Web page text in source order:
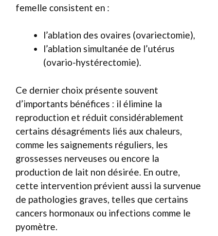
femelle consistent en :
l’ablation des ovaires (ovariectomie),
l’ablation simultanée de l’utérus
(ovario-hystérectomie).
Ce dernier choix présente souvent
d’importants bénéfices : il élimine la
reproduction et réduit considérablement
certains désagréments liés aux chaleurs,
comme les saignements réguliers, les
grossesses nerveuses ou encore la
production de lait non désirée. En outre,
cette intervention prévient aussi la survenue
de pathologies graves, telles que certains
cancers hormonaux ou infections comme le
pyomètre.